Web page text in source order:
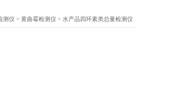
测仪 > 黄曲霉检测仪 > 水产品四环素类总量检测仪